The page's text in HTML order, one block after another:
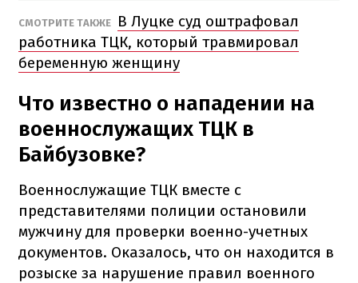
СМОТРИТЕ ТАКЖЕ
В Луцке суд оштрафовал
работника ТЦК, который травмировал
беременную женщину
Что известно о нападении на
военнослужащих ТЦК в
Байбузовке?
Военнослужащие ТЦК вместе с
представителями полиции остановили
мужчину для проверки военно-учетных
документов. Оказалось, что он находится в
розыске за нарушение правил военного